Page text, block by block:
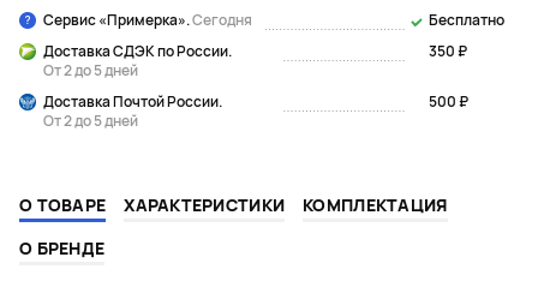
Сервис «Примерка».Сегодня
Бесплатно
Доставка СДЭК по России.
От 2 до 5 дней
350 ₽
Доставка Почтой России.
От 2 до 5 дней
500 ₽
О ТОВАРЕ ХАРАКТЕРИСТИКИ
КОМПЛЕКТАЦИЯ
О БРЕНДЕ